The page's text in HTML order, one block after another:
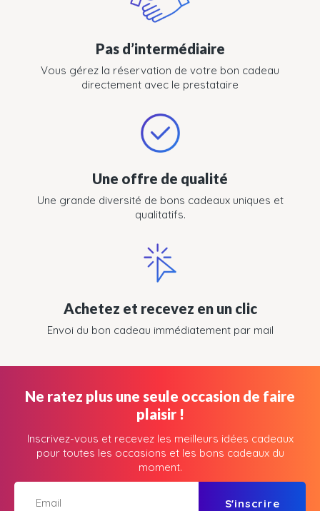
Pas d’intermédiaire
Vous gérez la réservation de votre bon cadeau
directement avec le prestataire
Une offre de qualité
Une grande diversité de bons cadeaux uniques et
qualitatifs.
Achetez et recevez en un clic
Envoi du bon cadeau immédiatement par mail
Ne ratez plus une seule occasion de faire
plaisir !
Inscrivez-vous et recevez les meilleurs idées cadeaux
pour toutes les occasions et les bons cadeaux du
moment.
S'inscrire